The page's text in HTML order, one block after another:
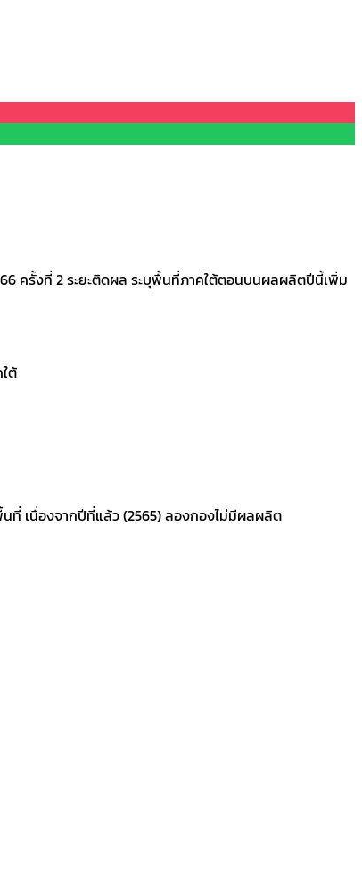
ครั้งที่ 2 ระยะติดผล ระบุพื้นที่ภาคใต้ตอนบนผลผลิตปีนี้เพิ่ม
ต้
ที่ เนื่องจากปีที่แล้ว (2565) ลองกองไม่มีผลผลิต